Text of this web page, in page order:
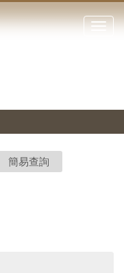
點
閉
站
停、
圖
圖
結
簡易查詢